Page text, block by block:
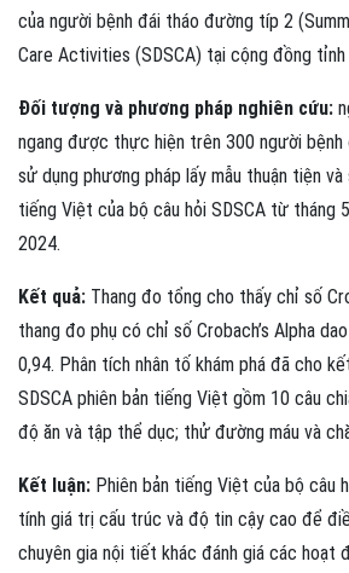
của người bệnh đái tháo đường típ 2
Care Activities (SDSCA) tại cộng đồng tỉnh
Đối tượng và phương pháp nghiên cứu:
ngang được thực hiện trên 300 người
sử dụng phương pháp lấy mẫu thuận tiện
tiếng Việt của bộ câu hỏi SDSCA từ tháng
2024.
Kết quả: Thang đo tổng cho thấy chỉ số
thang đo phụ có chỉ số Crobach’s Alpha
0,94. Phân tích nhân tố khám phá đã cho
SDSCA phiên bản tiếng Việt gồm 10 câu
độ ăn và tập thể dục; thử đường máu và
Kết luận: Phiên bản tiếng Việt của bộ câu
tính giá trị cấu trúc và độ tin cậy cao để
chuyên gia nội tiết khác đánh giá các hoạt